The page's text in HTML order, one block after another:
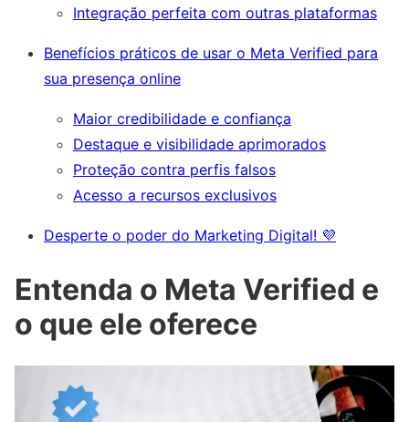
Integração perfeita com outras plataformas
Benefícios práticos de usar o Meta Verified para
sua presença online
Maior credibilidade e confiança
Destaque e visibilidade aprimorados
Proteção contra perfis falsos
Acesso a recursos exclusivos
Desperte o poder do Marketing Digital! 💜
Entenda o Meta Verified e
o que ele oferece